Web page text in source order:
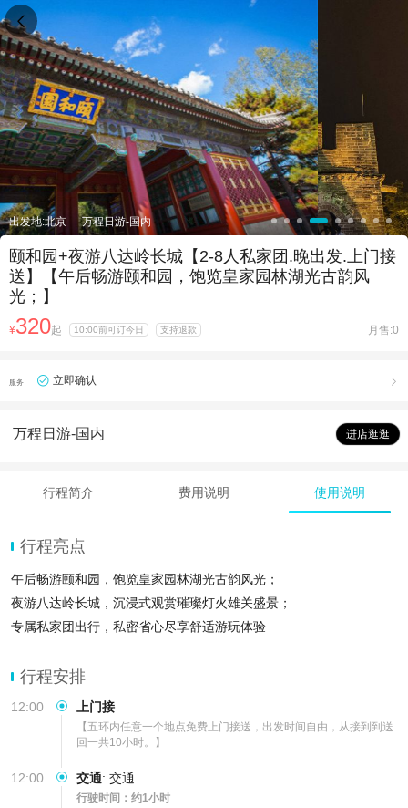
出发地:北京 万程日游-国内
颐和园+夜游八达岭长城【2-8人私家团.晚出发.上门接
送】【午后畅游颐和园，饱览皇家园林湖光古韵风
光；】
¥320起 10:00前可订今日 支持退款 月售:0
服务 立即确认 
万程日游-国内 进店逛逛
行程简介 费用说明 使用说明
行程亮点
午后畅游颐和园，饱览皇家园林湖光古韵风光；
夜游八达岭长城，沉浸式观赏璀璨灯火雄关盛景；
专属私家团出行，私密省心尽享舒适游玩体验
行程安排
12:00 上门接
【五环内任意一个地点免费上门接送，出发时间自由，从接到到送
回一共10小时。】
12:00 交通: 交通
行驶时间：约1小时
